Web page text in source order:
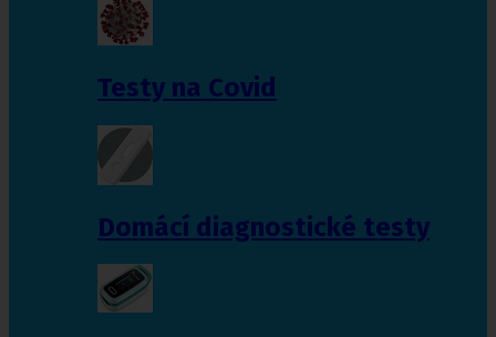
Testy na Covid
Domácí diagnostické testy